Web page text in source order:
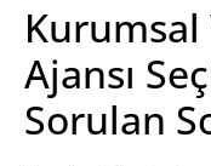
Kurumsal
Ajansı
Sorulan